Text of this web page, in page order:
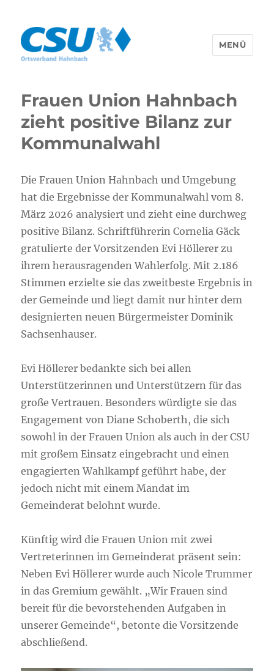
MENÜ
Frauen Union Hahnbach
zieht positive Bilanz zur
Kommunalwahl
Die Frauen Union Hahnbach und Umgebung
hat die Ergebnisse der Kommunalwahl vom 8.
März 2026 analysiert und zieht eine durchweg
positive Bilanz. Schriftführerin Cornelia Gäck
gratulierte der Vorsitzenden Evi Höllerer zu
ihrem herausragenden Wahlerfolg. Mit 2.186
Stimmen erzielte sie das zweitbeste Ergebnis in
der Gemeinde und liegt damit nur hinter dem
designierten neuen Bürgermeister Dominik
Sachsenhauser.
Evi Höllerer bedankte sich bei allen
Unterstützerinnen und Unterstützern für das
große Vertrauen. Besonders würdigte sie das
Engagement von Diane Schoberth, die sich
sowohl in der Frauen Union als auch in der CSU
mit großem Einsatz eingebracht und einen
engagierten Wahlkampf geführt habe, der
jedoch nicht mit einem Mandat im
Gemeinderat belohnt wurde.
Künftig wird die Frauen Union mit zwei
Vertreterinnen im Gemeinderat präsent sein:
Neben Evi Höllerer wurde auch Nicole Trummer
in das Gremium gewählt. „Wir Frauen sind
bereit für die bevorstehenden Aufgaben in
unserer Gemeinde“, betonte die Vorsitzende
abschließend.